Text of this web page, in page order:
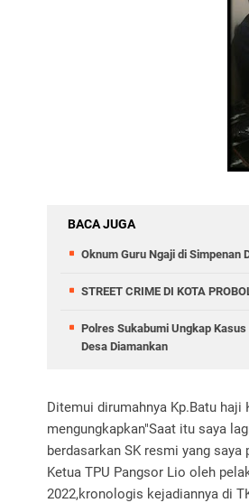
BACA JUGA
Oknum Guru Ngaji di Simpenan
STREET CRIME DI KOTA
Polres Sukabumi Ungkap
Desa Diamankan
Ditemui dirumahnya Kp.Batu haji
mengungkapkan"Saat itu saya
berdasarkan SK resmi yang saya
Ketua TPU Pangsor Lio oleh
2022,kronologis kejadiannya di